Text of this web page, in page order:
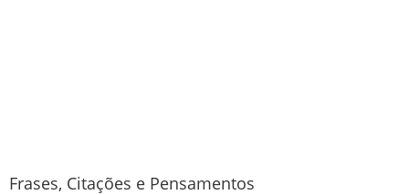
Frases, Citações e Pensamentos